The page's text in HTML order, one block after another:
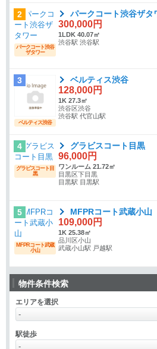
2
パークコート渋谷
ザタワー
パークコート渋谷ザタ
300,000円
1LDK 40.07㎡
渋谷駅 渋谷駅
3
ベルティス渋谷
ベルティス渋谷
128,000円
1K 27.3㎡
渋谷区渋谷
渋谷駅 代官山駅
4
グラビスコート目
黒
グラビスコート目黒
96,000円
ワンルーム 21.72㎡
目黒区下目黒
目黒駅 目黒駅
5
MFPRコート武蔵
小山
MFPRコート武蔵小山
109,000円
1K 25.38㎡
品川区小山
武蔵小山駅 戸越駅
物件条件検索
エリアを選択
駅徒歩